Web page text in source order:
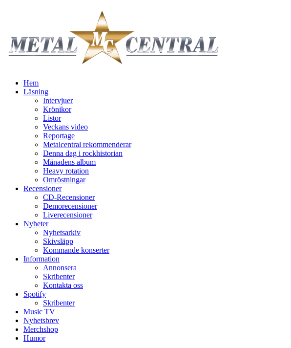
Hem
Läsning
Intervjuer
Krönikor
Listor
Veckans video
Reportage
Metalcentral rekommenderar
Denna dag i rockhistorian
Månadens album
Heavy rotation
Omröstningar
Recensioner
CD-Recensioner
Demorecensioner
Liverecensioner
Nyheter
Nyhetsarkiv
Skivsläpp
Kommande konserter
Information
Annonsera
Skribenter
Kontakta oss
Spotify
Skribenter
Music TV
Nyhetsbrev
Merchshop
Humor